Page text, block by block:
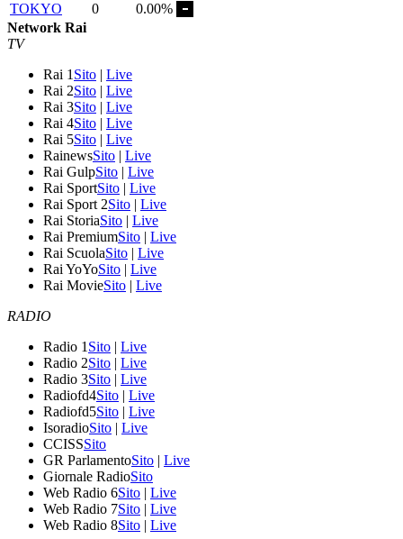
TOKYO
0
0.00%
Network Rai
TV
Rai 1 Sito | Live
Rai 2Sito | Live
Rai 3Sito | Live
Rai 4Sito | Live
Rai 5Sito | Live
RainewsSito | Live
Rai GulpSito | Live
Rai SportSito | Live
Rai Sport 2Sito | Live
Rai StoriaSito | Live
Rai PremiumSito | Live
Rai ScuolaSito | Live
Rai YoYoSito | Live
Rai MovieSito | Live
RADIO
Radio 1 Sito | Live
Radio 2Sito | Live
Radio 3Sito | Live
Radiofd4Sito | Live
Radiofd5Sito | Live
IsoradioSito | Live
CCISSSito
GR ParlamentoSito | Live
Giornale RadioSito
Web Radio 6Sito | Live
Web Radio 7Sito | Live
Web Radio 8Sito | Live